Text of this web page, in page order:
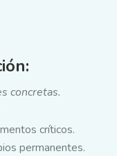
concretas.
críticos.
permanentes.